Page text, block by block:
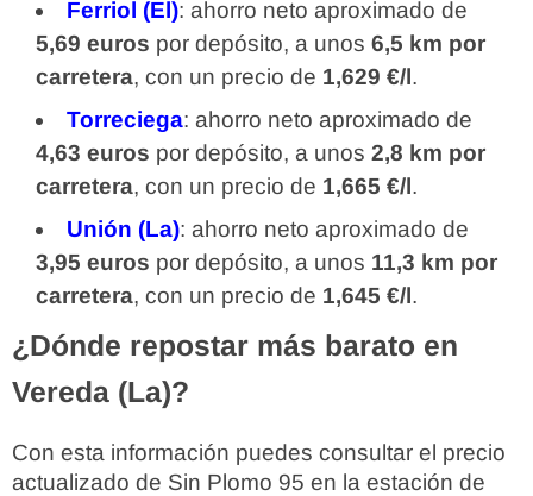
Ferriol (El): ahorro neto aproximado de
5,69 euros por depósito, a unos 6,5 km por
carretera, con un precio de 1,629 €/l.
Torreciega: ahorro neto aproximado de
4,63 euros por depósito, a unos 2,8 km por
carretera, con un precio de 1,665 €/l.
Unión (La): ahorro neto aproximado de
3,95 euros por depósito, a unos 11,3 km por
carretera, con un precio de 1,645 €/l.
¿Dónde repostar más barato en
Vereda (La)?
Con esta información puedes consultar el precio
actualizado de Sin Plomo 95 en la estación de